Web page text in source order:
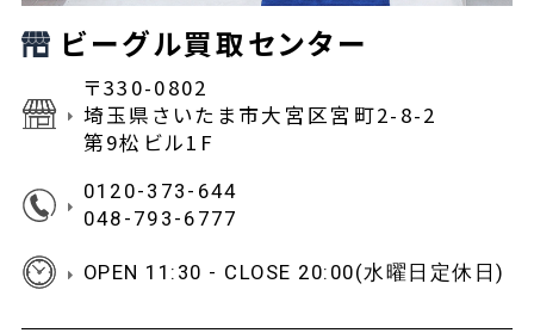
ビーグル買取センター
〒330-0802
埼玉県さいたま市大宮区宮町2-8-2
第9松ビル1F
0120-373-644
048-793-6777
OPEN 11:30 - CLOSE 20:00(水曜日定休日)